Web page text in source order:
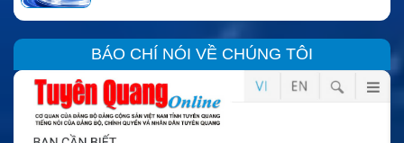
BÁO CHÍ NÓI VỀ CHÚNG TÔI